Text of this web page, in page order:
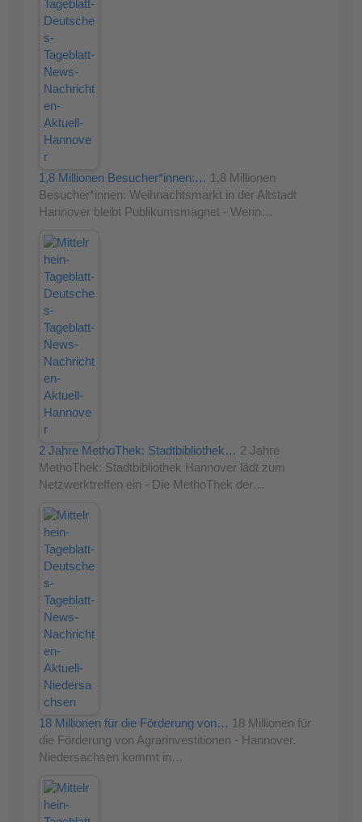
1,8 Millionen Besucher*innen:… 1,8 Millionen
Besucher*innen: Weihnachtsmarkt in der Altstadt
Hannover bleibt Publikumsmagnet - Wenn…
2 Jahre MethoThek: Stadtbibliothek… 2 Jahre
MethoThek: Stadtbibliothek Hannover lädt zum
Netzwerktreffen ein - Die MethoThek der…
18 Millionen für die Förderung von… 18 Millionen für
die Förderung von Agrarinvestitionen - Hannover.
Niedersachsen kommt in…